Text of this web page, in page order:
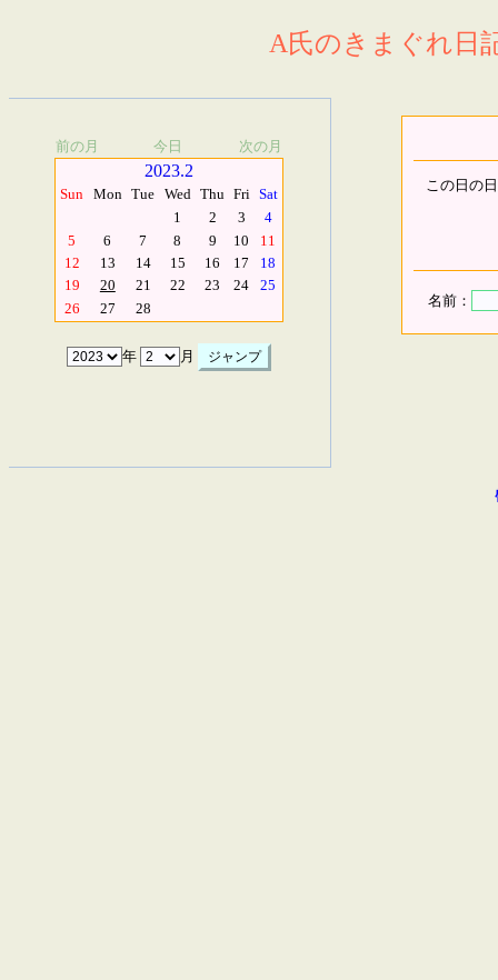
A氏のきまぐれ日
前の月 今日 次の月
2023.2
Sun Mon Tue Wed Thu Fri Sat
1
2 3
4
5
6 7 8 9 10
11
12
13 14 15 16 17
18
19
20 21 22 23 24
25
26
27 28
年 月
この日の
名前：